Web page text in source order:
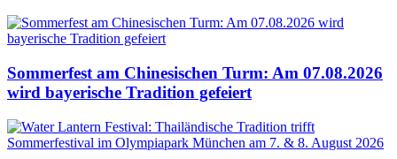
Sommerfest am Chinesischen Turm: Am 07.08.2026
wird bayerische Tradition gefeiert